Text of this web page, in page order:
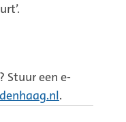
Stuur een e-
.